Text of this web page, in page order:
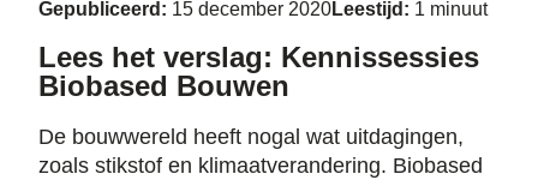
Gepubliceerd: 15 december 2020Leestijd: 1 minuut
Lees het verslag: Kennissessies
Biobased Bouwen
De bouwwereld heeft nogal wat uitdagingen,
zoals stikstof en klimaatverandering. Biobased